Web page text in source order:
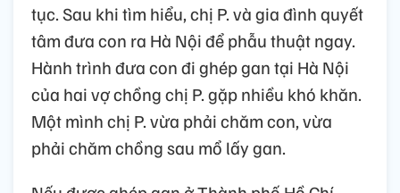
tục. Sau khi tìm hiểu, chị P. và gia đình quyết
tâm đưa con ra Hà Nội để phẫu thuật ngay.
Hành trình đưa con đi ghép gan tại Hà Nội
của hai vợ chồng chị P. gặp nhiều khó khăn.
Một mình chị P. vừa phải chăm con, vừa
phải chăm chồng sau mổ lấy gan.